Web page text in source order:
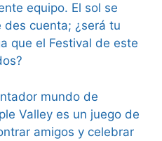
equipo. El sol se
cuenta; ¿será tu
que el Festival de este
mundo de
Valley es un juego de
amigos y celebrar